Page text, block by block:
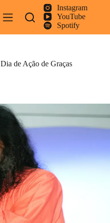
Instagram
YouTube
Spotify
Dia de Ação de Graças